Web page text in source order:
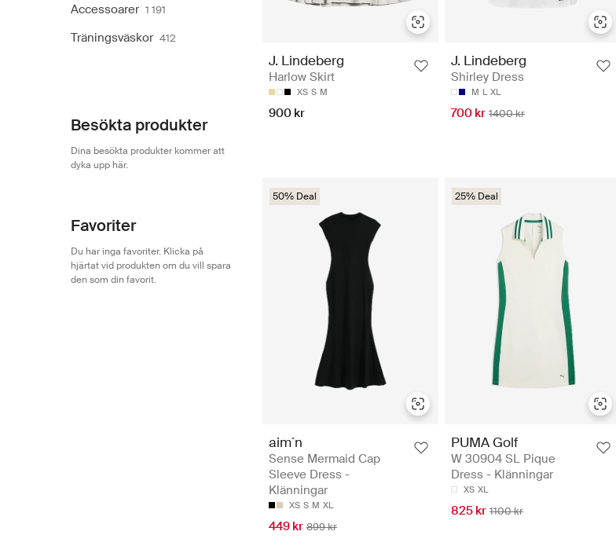
Accessoarer 1 191
Träningsväskor 412
Besökta produkter
Dina besökta produkter kommer att
dyka upp här.
Favoriter
Du har inga favoriter. Klicka på
hjärtat vid produkten om du vill spara
den som din favorit.
J. Lindeberg
Harlow Skirt
XS S M
900 kr
J. Lindeberg
Shirley Dress
M L XL
700 kr 1400 kr
50% Deal
aim´n
Sense Mermaid Cap
Sleeve Dress -
Klänningar
XS S M XL
449 kr 899 kr
25% Deal
PUMA Golf
W 30904 SL Pique
Dress - Klänningar
XS XL
825 kr 1100 kr